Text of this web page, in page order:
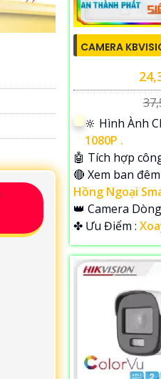
CAMERA
🔆 Hình Ành
1080P .
🤖️ Tích hợp
🔴 Xem ban đêm
Hồng Ngoại
👑 Camera Dòng
️✤ Ưu Điểm :